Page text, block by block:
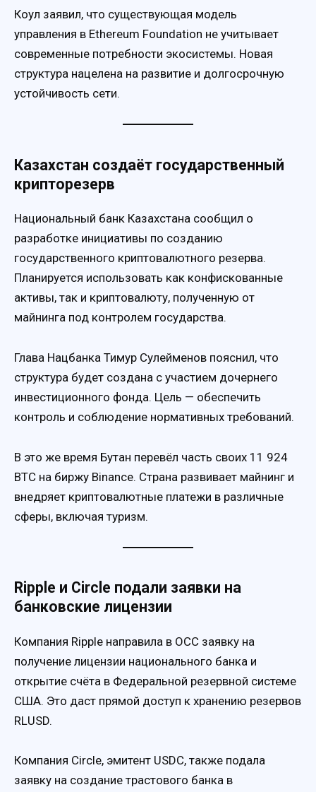
Коул заявил, что существующая модель
управления в Ethereum Foundation не учитывает
современные потребности экосистемы. Новая
структура нацелена на развитие и долгосрочную
устойчивость сети.
Казахстан создаёт государственный
крипторезерв
Национальный банк Казахстана сообщил о
разработке инициативы по созданию
государственного криптовалютного резерва.
Планируется использовать как конфискованные
активы, так и криптовалюту, полученную от
майнинга под контролем государства.
Глава Нацбанка Тимур Сулейменов пояснил, что
структура будет создана с участием дочернего
инвестиционного фонда. Цель — обеспечить
контроль и соблюдение нормативных требований.
В это же время Бутан перевёл часть своих 11 924
BTC на биржу Binance. Страна развивает майнинг и
внедряет криптовалютные платежи в различные
сферы, включая туризм.
Ripple и Circle подали заявки на
банковские лицензии
Компания Ripple направила в OCC заявку на
получение лицензии национального банка и
открытие счёта в Федеральной резервной системе
США. Это даст прямой доступ к хранению резервов
RLUSD.
Компания Circle, эмитент USDC, также подала
заявку на создание трастового банка в